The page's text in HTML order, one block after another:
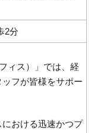
2分
ィス）」では、経
フが皆様をサポー
おける迅速かつプ